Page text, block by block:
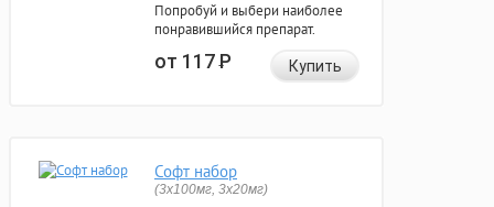
Попробуй и выбери наиболее
понравившийся препарат.
от 117Р Купить
Софт набор
(3x100мг, 3x20мг)